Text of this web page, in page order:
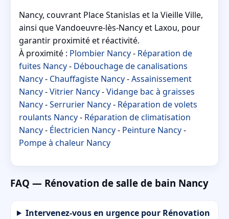
Nancy, couvrant Place Stanislas et la Vieille Ville,
ainsi que Vandoeuvre-lès-Nancy et Laxou, pour
garantir proximité et réactivité.
À proximité : Plombier Nancy- Réparation de
fuites Nancy- Débouchage de canalisations
Nancy- Chauffagiste Nancy-Assainissement
Nancy-Vitrier Nancy-Vidange bac à graisses
Nancy-Serrurier Nancy- Réparation de volets
roulants Nancy- Réparation de climatisation
Nancy- Électricien Nancy- Peinture Nancy-
Pompe à chaleur Nancy
FAQ — Rénovation de salle de bain Nancy
Intervenez-vous en urgence pour Rénovation